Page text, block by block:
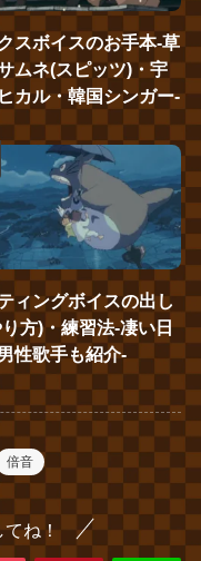
スボイスのお手本‐草
ムネ(スピッツ)・宇
カル・韓国シンガー‐
ィングボイスの出し
方)・練習法‐凄い日
性歌手も紹介‐
倍音
てね！